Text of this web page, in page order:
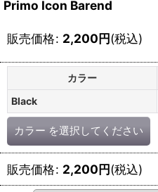
Primo Icon Barend
販売価格: 2,200円(税込)
カラー
Black
カラー を選択してください
販売価格: 2,200円(税込)